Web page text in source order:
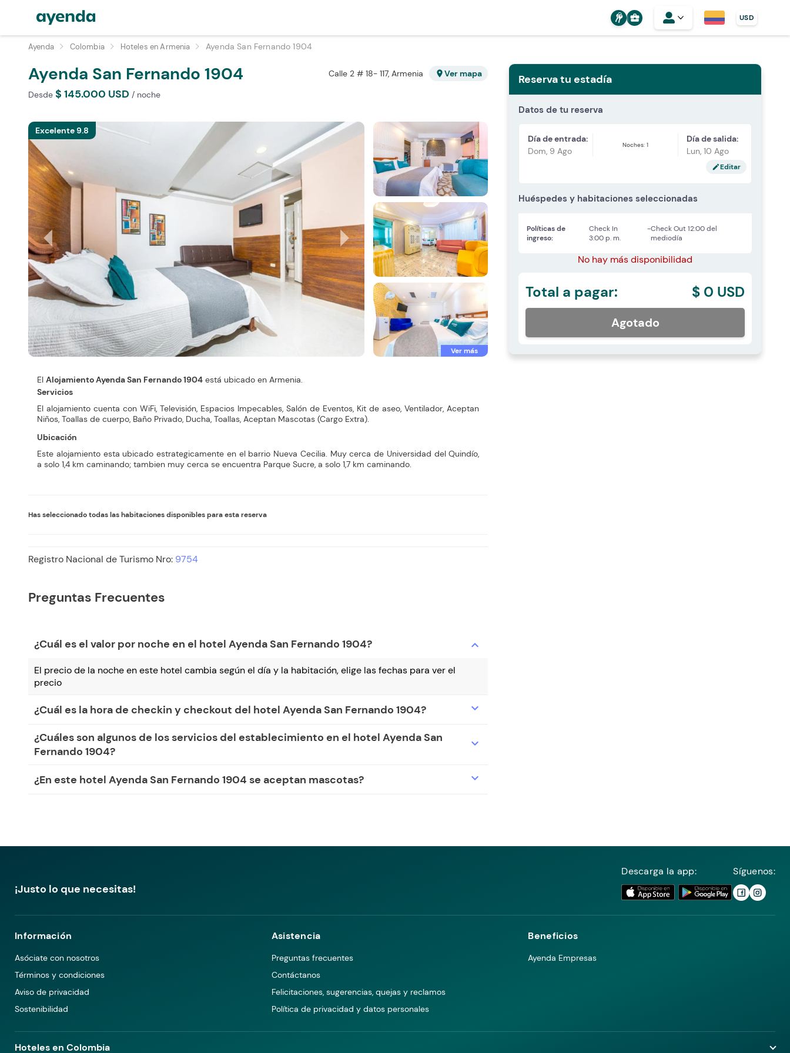
business_center USD
Ayenda Colombia Hoteles en Armenia Ayenda San Fernando 1904
Ayenda San Fernando 1904 Calle 2 # 18- 117, Armenia location_onVer mapa
Desde $ 145.000 USD / noche
arrow_left arrow_right
Excelente 9.8
Ver más
El Alojamiento Ayenda San Fernando 1904 está ubicado en Armenia.
Servicios
El alojamiento cuenta con WiFi, Televisión, Espacios Impecables, Salón de Eventos, Kit de aseo, Ventilador, Aceptan
Niños, Toallas de cuerpo, Baño Privado, Ducha, Toallas, Aceptan Mascotas (Cargo Extra).
Ubicación
Este alojamiento esta ubicado estrategicamente en el barrio Nueva Cecilia. Muy cerca de Universidad del Quindío,
a solo 1,4 km caminando; tambien muy cerca se encuentra Parque Sucre, a solo 1,7 km caminando.
Has seleccionado todas las habitaciones disponibles para esta reserva
Registro Nacional de Turismo Nro: 9754
Preguntas Frecuentes
¿Cuál es el valor por noche en el hotel Ayenda San Fernando 1904? expand_more
El precio de la noche en este hotel cambia según el día y la habitación, elige las fechas para ver el
precio
¿Cuál es la hora de checkin y checkout del hotel Ayenda San Fernando 1904? expand_more
¿Cuáles son algunos de los servicios del establecimiento en el hotel Ayenda San
Fernando 1904?
expand_more
¿En este hotel Ayenda San Fernando 1904 se aceptan mascotas? expand_more
Reserva tu estadía
Datos de tu reserva
Día de entrada:
Dom, 9 Ago
Noches: 1
Día de salida:
Lun, 10 Ago
editEditar
Huéspedes y habitaciones seleccionadas
Políticas de
ingreso:
Check In
3:00 p. m.
-Check Out12:00 del
mediodía
No hay más disponibilidad
Total a pagar: $ 0 USD
Agotado
¡Justo lo que necesitas!
Descarga la app: Síguenos:
Información
Asóciate con nosotros
Términos y condiciones
Aviso de privacidad
Sostenibilidad
Asistencia
Preguntas frecuentes
Contáctanos
Felicitaciones, sugerencias, quejas y reclamos
Política de privacidad y datos personales
Beneficios
Ayenda Empresas
Hoteles en Colombia